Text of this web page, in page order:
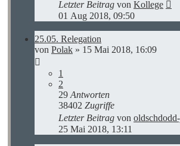
Letzter Beitrag von Kollege
01 Aug 2018, 09:50
25.05. Relegation
von Polak » 15 Mai 2018, 16:09
1
2
29 Antworten
38402 Zugriffe
Letzter Beitrag von
25 Mai 2018, 13:11